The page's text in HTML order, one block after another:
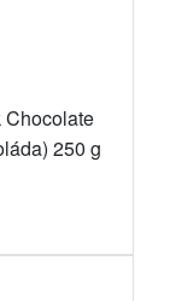
Chocolate
250 g